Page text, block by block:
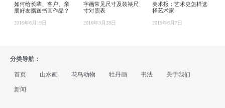
如何给长辈、客户、亲
朋好友赠送书画作品？
2016年6月19日
字画常见尺寸及装裱尺
寸对照表
2016年3月28日
美术报：艺术史怎样选
择艺术家
2015年6月7日
分类导航：
首页 山水画 花鸟动物 牡丹画 书法 关于我们
新闻